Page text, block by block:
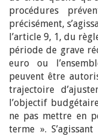
procédures
précisément,
l’article 9, 1, du
période de grave
euro ou
peuvent être
trajectoire
l’objectif
ne pas mettre en
terme ».